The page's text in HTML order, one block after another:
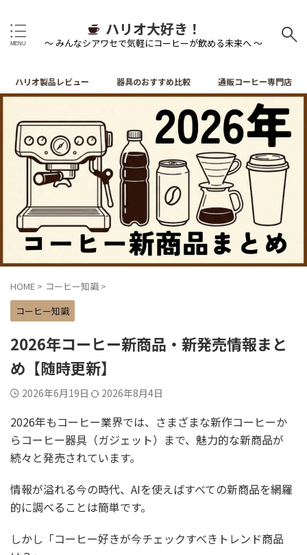
ハリオ大好き！
～ みんなシアワセで気軽にコーヒーが飲める未来へ ～
ハリオ製品レビュー 器具のおすすめ比較 通販コーヒー専門店
HOME > コーヒー知識 >
コーヒー知識
2026年コーヒー新商品・新発売情報まと
め【随時更新】
2026年6月19日 2026年8月4日
2026年もコーヒー業界では、さまざまな新作コーヒーか
らコーヒー器具（ガジェット）まで、魅力的な新商品が
続々と発売されています。
情報が溢れる今の時代、AIを使えばすべての新商品を網羅
的に調べることは簡単です。
しかし「コーヒー好きが今チェックすべきトレンド商品